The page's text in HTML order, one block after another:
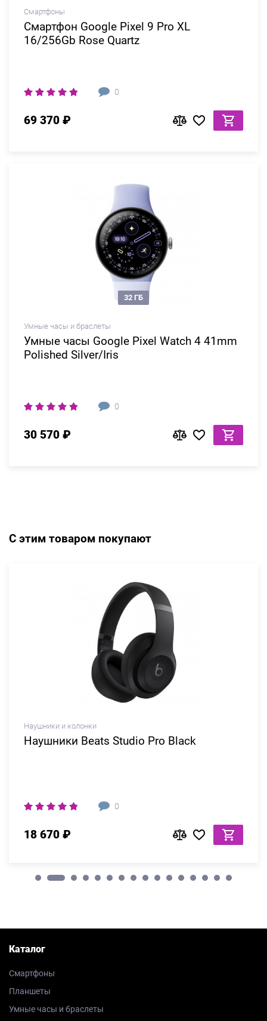
Смартфоны
Смартфон Google Pixel 9 Pro XL
16/256Gb Rose Quartz
0
69 370 ₽
Умные часы и браслеты
Умные часы Google Pixel Watch 4 41mm
Polished Silver/Iris
0
32 ГБ
30 570 ₽
С этим товаром покупают
Наушники и колонки
Наушники Beats Studio Pro Black
0
18 670 ₽
Каталог
Смартфоны
Планшеты
Умные часы и браслеты